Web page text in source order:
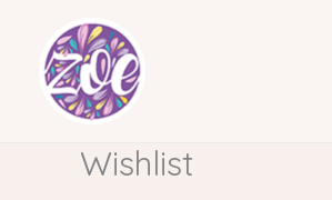
contenido
Wishlist